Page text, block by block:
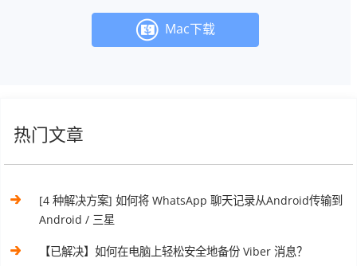
Mac下载
热门文章
[4 种解决方案] 如何将 WhatsApp 聊天记录从Android传输到
Android / 三星
【已解决】如何在电脑上轻松安全地备份 Viber 消息？